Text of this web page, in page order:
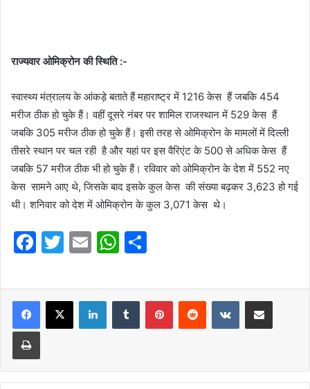
राज्‍यवार ओमिक्रोन की स्थिति :-
स्‍वास्‍थ्‍य मंत्रालय के आंकड़े बताते हैं महाराष्‍ट्र में 1216 केस हैं जबकि 454
मरीज ठीक हो चुके हैं। वहीं दूसरे नंबर पर शामिल राजस्‍थान में 529 केस हैं
जबकि 305 मरीज ठीक हो चुके हैं। इसी तरह से ओमिक्रोन के मामलों में दिल्‍ली
तीसरे स्‍थान पर चल रही है और यहां पर इस वैरिएंट के 500 से अधिक केस हैं
जबकि 57 मरीज ठीक भी हो चुके हैं। रविवार को ओमिक्रोन के देश में 552 नए
केस सामने आए थे, जिसके बाद इसके कुल केस की संख्या बढ़कर 3,623 हो गई
थी। शनिवार को देश में ओमिक्रोन के कुल 3,071 केस थे।
F
c
e
b
o
o
T
itt
er
E
ai
l
W
at
s
A
p
ar
e
LinkedInTumblr PinterestReddit VKontakteShare via Email
Print